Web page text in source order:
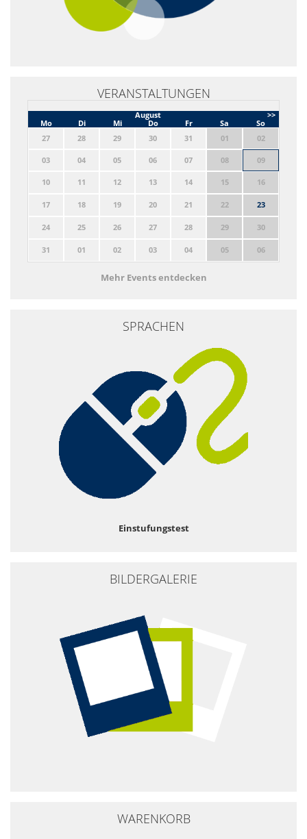
VERANSTALTUNGEN
>>
August
Mo
Di Mi Do Fr Sa
So
27
28 29 30 31 01 02
03 04 05 06 07 08 09
10 11 12 13 14 15 16
17 18 19 20 21 22 23
24 25 26 27 28 29 30
31 01 02 03 04 05 06
Mehr Events entdecken
SPRACHEN
Einstufungstest
BILDERGALERIE
WARENKORB